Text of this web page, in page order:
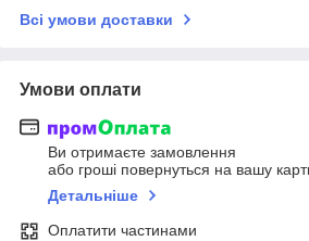
Всі умови доставки
Умови оплати
Ви отримаєте замовлення
або гроші повернуться на вашу
Детальніше
Оплатити частинами